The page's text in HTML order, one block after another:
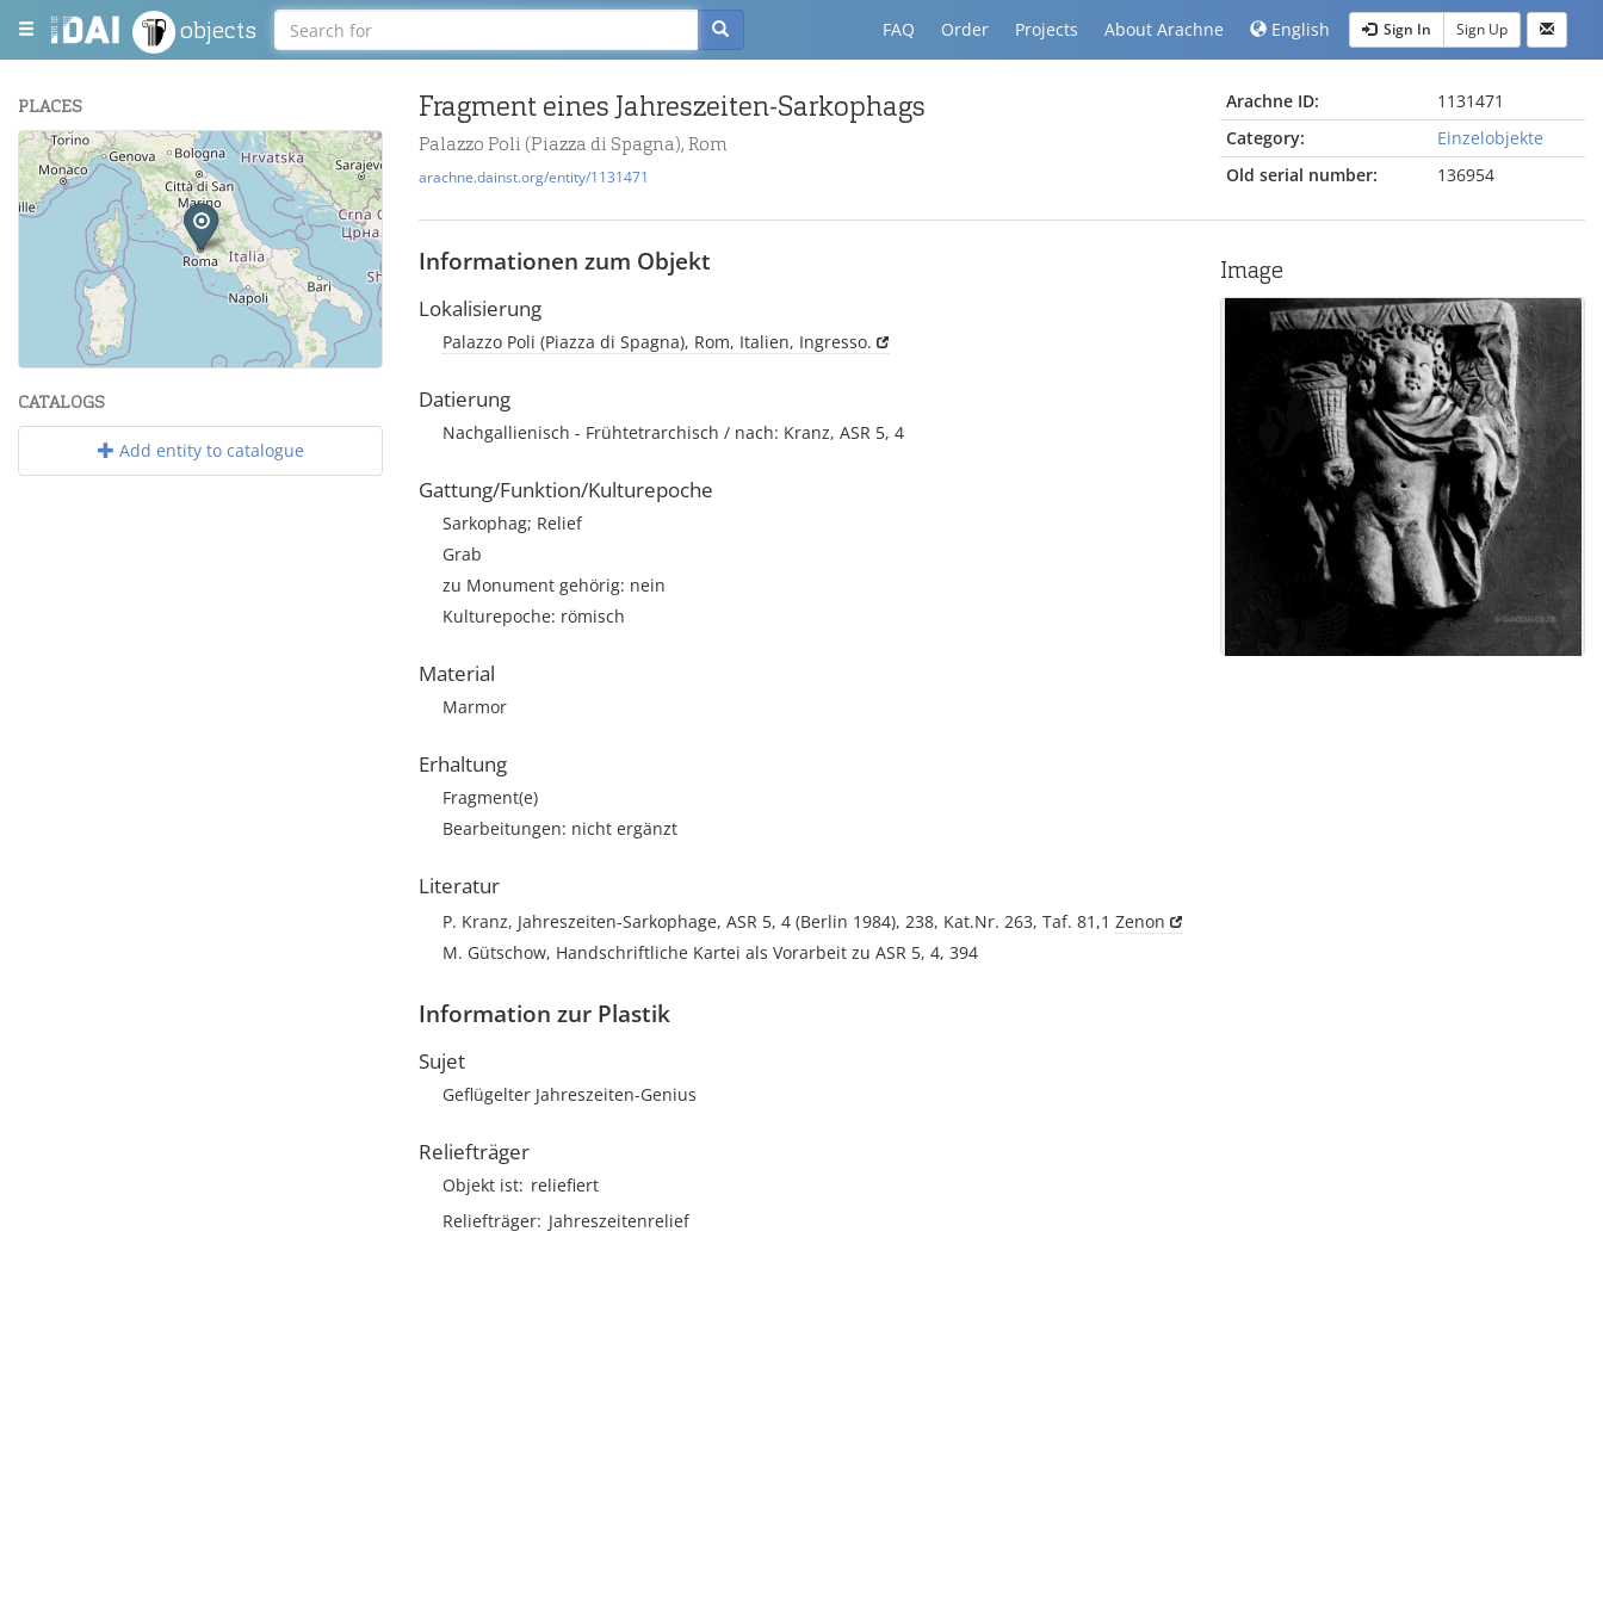
objects FAQ Order Projects About Arachne English Sign In Sign Up
PLACES
+
−
Leaflet | Maps and Data ©OpenStreetMap
CATALOGS
Add entity to catalogue
Fragment eines Jahreszeiten-Sarkophags
Palazzo Poli (Piazza di Spagna), Rom
arachne.dainst.org/entity/1131471
Arachne ID:
1131471
Category:
Einzelobjekte
Old serial number:
136954
Informationen zum Objekt
Lokalisierung
Palazzo Poli (Piazza di Spagna), Rom, Italien, Ingresso.
Datierung
Nachgallienisch - Frühtetrarchisch / nach: Kranz, ASR 5, 4
Gattung/Funktion/Kulturepoche
Sarkophag; Relief
Grab
zu Monument gehörig: nein
Kulturepoche: römisch
Material
Marmor
Erhaltung
Fragment(e)
Bearbeitungen: nicht ergänzt
Literatur
P. Kranz, Jahreszeiten-Sarkophage, ASR 5, 4 (Berlin 1984), 238, Kat.Nr. 263, Taf. 81,1 Zenon
M. Gütschow, Handschriftliche Kartei als Vorarbeit zu ASR 5, 4, 394
Information zur Plastik
Sujet
Geflügelter Jahreszeiten-Genius
Reliefträger
Objekt ist reliefiert
Reliefträger Jahreszeitenrelief
Image